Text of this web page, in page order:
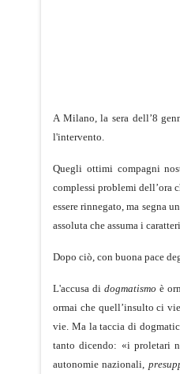
A Milano, la sera dell’8
l'intervento.
Quegli ottimi compagni
complessi problemi dell’ora
essere rinnegato, ma segna
assoluta che assuma i
Dopo ciò, con buona pace
L'accusa didogmatismo è
ormai che quell’insulto ci
vie. Ma la taccia di
tanto dicendo: «i proletari
autonomie nazionali,